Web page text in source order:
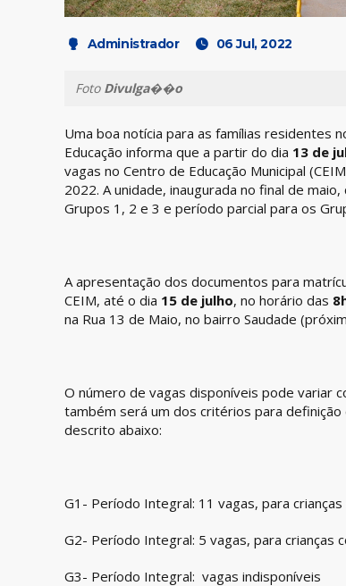
Administrador 06 Jul, 2022
Foto Divulga��o
Uma boa notícia para as famílias residentes
Educação informa que a partir do dia 13 de
vagas no Centro de Educação Municipal
2022. A unidade, inaugurada no final de
Grupos 1, 2 e 3 e período parcial para os
A apresentação dos documentos para
CEIM, até o dia 15 de julho, no horário das
na Rua 13 de Maio, no bairro Saudade
O número de vagas disponíveis pode variar
também será um dos critérios para
descrito abaixo:
G1- Período Integral: 11 vagas, para
G2- Período Integral: 5 vagas, para
G3- Período Integral: vagas indisponíveis